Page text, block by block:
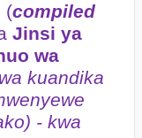
(compiled
Jinsi ya
wa
kuandika
- kwa